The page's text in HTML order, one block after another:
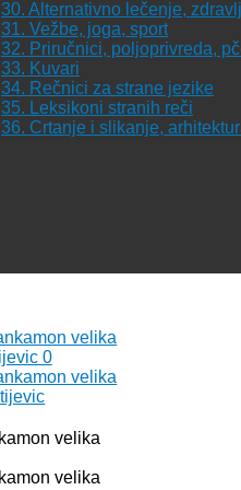
30. Alternativno lečenje,
31. Vežbe, joga, sport
32. Priručnici, poljoprivreda,
33. Kuvari
34. Rečnici za strane jezike
35. Leksikoni stranih reči
36. Crtanje i slikanje,